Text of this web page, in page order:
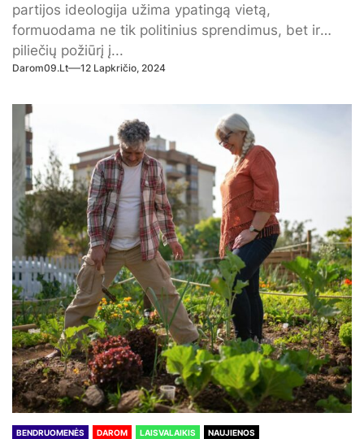
partijos ideologija užima ypatingą vietą,
formuodama ne tik politinius sprendimus, bet ir
piliečių požiūrį į...
Darom09.lt 12 Lapkričio, 2024
BENDRUOMENĖS DAROM LAISVALAIKIS NAUJIENOS